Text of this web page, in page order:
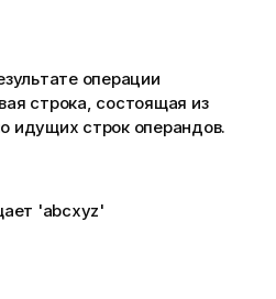
операции
строка, состоящая из
идущих строк операндов.
'abcxyz'